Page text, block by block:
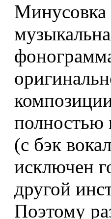
Минусовка
полностью
(с бэк
исключен
другой
Поэтому